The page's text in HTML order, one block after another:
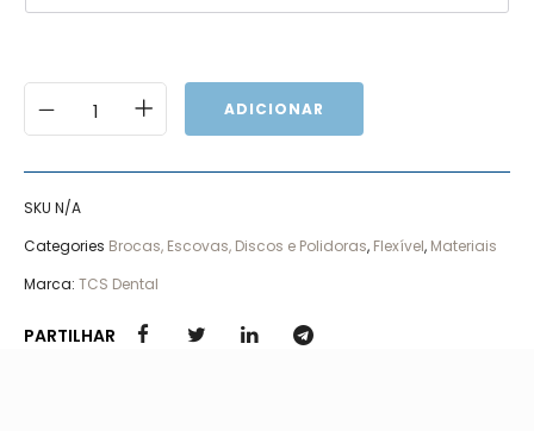
ADICIONAR
SKU N/A
Categories Brocas, Escovas, Discos e Polidoras, Flexível, Materiais
Marca: TCS Dental
PARTILHAR